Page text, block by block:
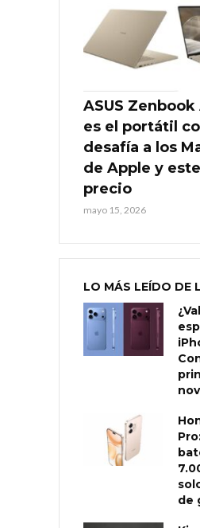
ASUS Zenbook
es el portátil
desafía a los
de Apple y
precio
mayo 15, 2026
LO MÁS LEÍDO DE
de